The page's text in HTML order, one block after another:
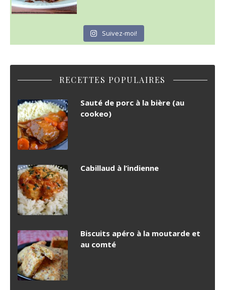
Suivez-moi!
RECETTES POPULAIRES
Sauté de porc à la bière (au
cookeo)
Cabillaud à l’indienne
Biscuits apéro à la moutarde et
au comté